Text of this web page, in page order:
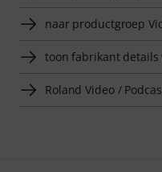
naar productgroep
toon fabrikant details
Roland Video /